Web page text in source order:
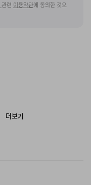
관련 이용약관에 동의한 것으
더보기